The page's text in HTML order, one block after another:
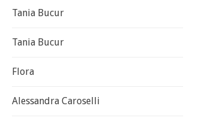
Tania Bucur
Tania Bucur
Flora
Alessandra Caroselli